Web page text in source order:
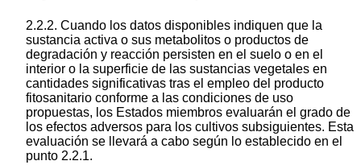
2.2.2. Cuando los datos disponibles indiquen que la
sustancia activa o sus metabolitos o productos de
degradación y reacción persisten en el suelo o en el
interior o la superficie de las sustancias vegetales en
cantidades significativas tras el empleo del producto
fitosanitario conforme a las condiciones de uso
propuestas, los Estados miembros evaluarán el grado de
los efectos adversos para los cultivos subsiguientes. Esta
evaluación se llevará a cabo según lo establecido en el
punto 2.2.1.